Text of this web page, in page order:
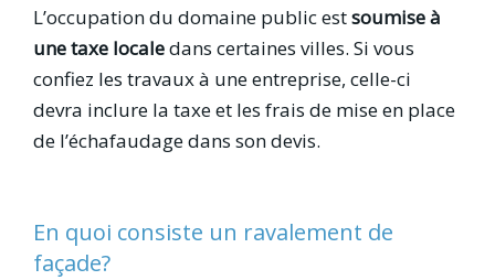
L’occupation du domaine public estsoumise à
une taxe localedans certaines villes. Si vous
confiez les travaux à une entreprise, celle-ci
devra inclure la taxe et les frais de mise en place
de l’échafaudage dans son devis.
En quoi consiste un ravalement de
façade?